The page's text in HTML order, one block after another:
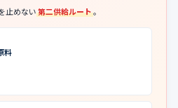
止めない第二供給ルート。
料